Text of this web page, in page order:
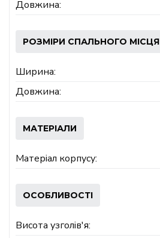
Довжина:
РОЗМІРИ СПАЛЬНОГО МІСЦЯ
Ширина:
Довжина:
МАТЕРІАЛИ
Матеріал корпусу:
ОСОБЛИВОСТІ
Висота узголів'я: